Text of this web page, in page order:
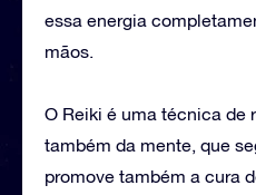
essa energia
mãos.
O Reiki é uma técnica de
também da mente, que
promove também a cura